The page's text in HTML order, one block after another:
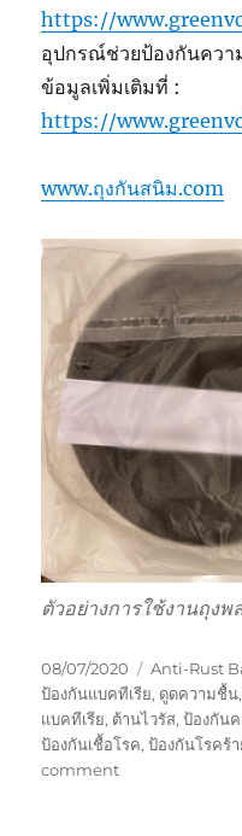
https://
อุปกรณ์ช่วยป้องกันควา
ข้อมูลเพิ่มเติมที่ :
https://
www.ถุงกันสนิม.com
ตัวอย่างการใช้งานถุง
Posted
on
08/07/2020 Categories
Anti-Rust
ป้องกันแบคทีเรีย, ดูดความชื้น,
แบคทีเรีย, ต้านไวรัส,ป้องกัน
ป้องกันเชื้อโรค,ป้องกันโรคร้
commenton